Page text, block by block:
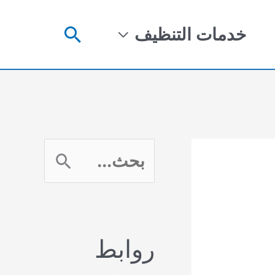
خدمات التنظيف البحث
ل
ح
روابط